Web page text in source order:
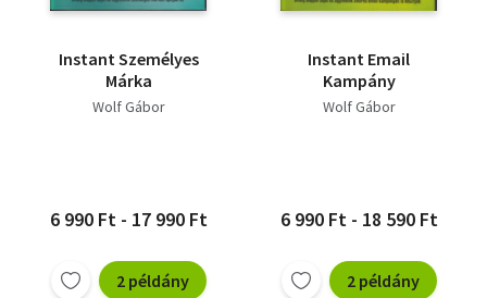
Instant Személyes
Márka
Wolf Gábor
6 990 Ft - 17 990 Ft
2 példány
Instant Email
Kampány
Wolf Gábor
6 990 Ft - 18 590 Ft
2 példány